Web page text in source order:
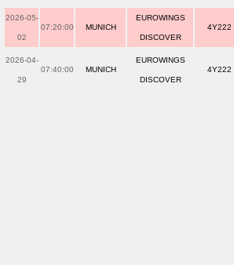
2026-05-
02
07:20:00 MUNICH
EUROWINGS
DISCOVER
4Y222
2026-04-
29
07:40:00 MUNICH
EUROWINGS
DISCOVER
4Y222